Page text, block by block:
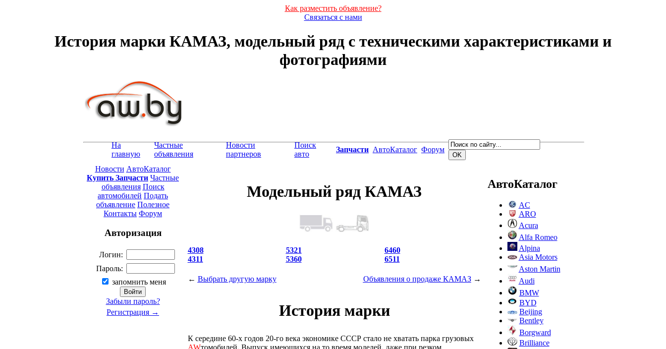
Как разместить объявление?
Связаться с нами
История марки КАМАЗ, модельный ряд с техническими характеристиками и
фотографиями
На
главную
Частные
объявления
Новости
партнеров
Поиск
авто
Запчасти АвтоКаталог Форум
Новости АвтоКаталог
Купить Запчасти Частные
объявления Поиск
автомобилей Подать
объявление Полезное
Контакты Форум
Авторизация
Логин:
Пароль:
запомнить меня
Забыли пароль?
Регистрация →
Модельный ряд КАМАЗ
4308
4311
5321
5360
6460
6511
← Выбрать другую марку Объявления о продаже КАМАЗ→
История марки
К середине 60-х годов 20-го века экономике СССР стало не хватать парка грузовых
AWтомобилей. Выпуск имеющихся на то время моделей, даже при резком
АвтоКаталог
AC
ARO
Acura
Alfa Romeo
Alpina
Asia Motors
Aston Martin
Audi
BMW
BYD
Beijing
Bentley
Borgward
Brilliance